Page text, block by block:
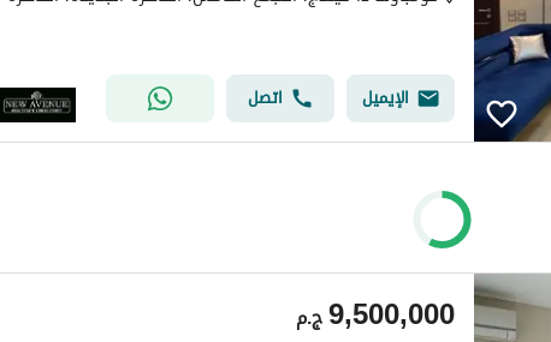
الإيميل اتصل
ج.م9,500,000